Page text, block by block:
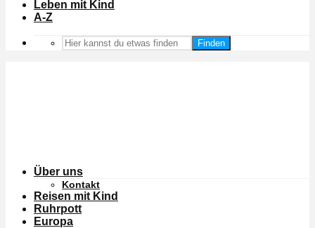
Leben mit Kind
A-Z
Finden
Über uns
Kontakt
Reisen mit Kind
Ruhrpott
Europa